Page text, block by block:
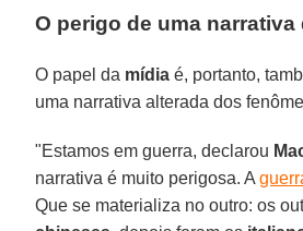
O perigo de uma narrativa
O papel da mídia é, portanto,
uma narrativa alterada dos
"Estamos em guerra, declarou
narrativa é muito perigosa. A
Que se materializa no outro: os